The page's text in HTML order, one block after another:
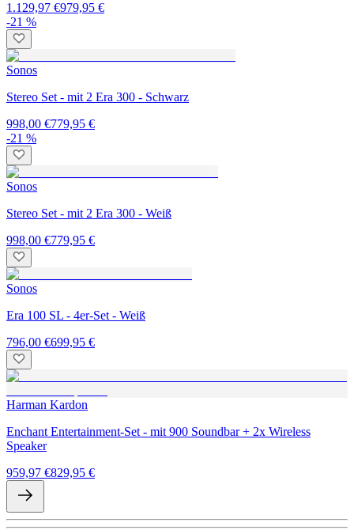
1.129,97 €979,95 €
-21 %
Sonos
Stereo Set - mit 2 Era 300 - Schwarz
998,00 €779,95 €
-21 %
Sonos
Stereo Set - mit 2 Era 300 - Weiß
998,00 €779,95 €
Sonos
Era 100 SL - 4er-Set - Weiß
796,00 €699,95 €
Harman Kardon
Enchant Entertainment-Set - mit 900 Soundbar + 2x Wireless
Speaker
959,97 €829,95 €